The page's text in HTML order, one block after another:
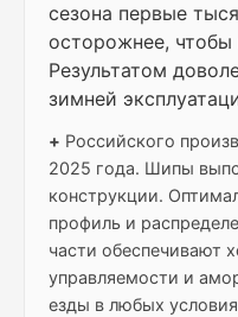
сезона первые
осторожнее,
Результатом
зимней
+ Российского
2025 года. Шипы
конструкции.
профиль и
части обеспечивают
управляемости и
езды в любых